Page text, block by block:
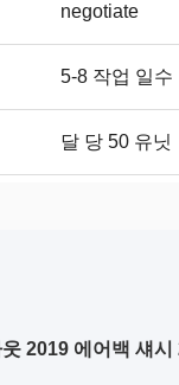
negotiate
5-8 작업 일수
달 당 50 유닛
2019 에어백 섀